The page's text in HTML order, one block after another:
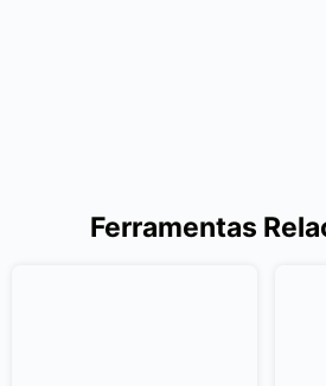
Ferramentas